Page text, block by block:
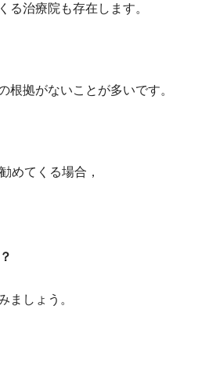
る治療院も存在します。
根拠がないことが多いです。
めてくる場合，
ましょう。